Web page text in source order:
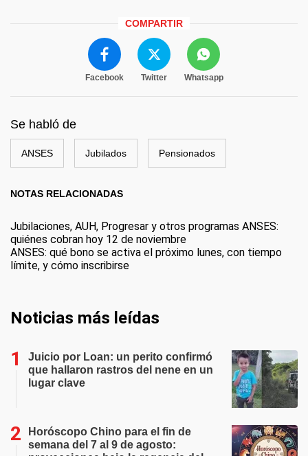
COMPARTIR
Facebook Twitter Whatsapp
Se habló de
ANSES Jubilados Pensionados
NOTAS RELACIONADAS
Jubilaciones, AUH, Progresar y otros programas ANSES:
quiénes cobran hoy 12 de noviembre
ANSES: qué bono se activa el próximo lunes, con tiempo
límite, y cómo inscribirse
Noticias más leídas
Juicio por Loan: un perito confirmó
que hallaron rastros del nene en un
lugar clave
Horóscopo Chino para el fin de
semana del 7 al 9 de agosto: